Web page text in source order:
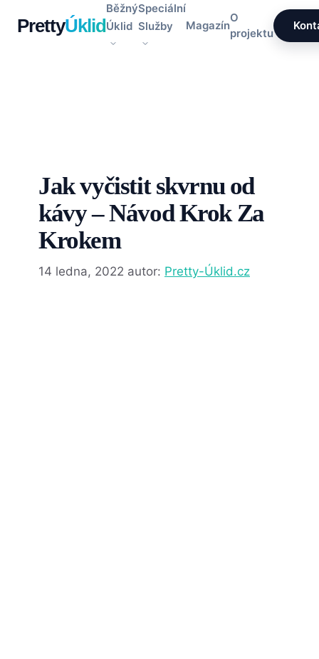
PrettyÚklid
Běžný
Úklid
Speciální
Služby
Magazín
O
projektu
Jak vyčistit skvrnu od
kávy – Návod Krok Za
Krokem
14 ledna, 2022 autor: Pretty-Úklid.cz